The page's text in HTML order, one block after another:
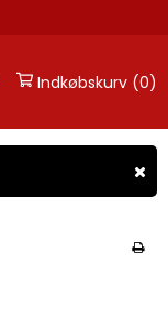
Indkøbskurv (0)